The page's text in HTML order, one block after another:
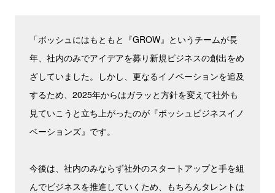
「ボッシュにはもともと『GROW』というチームが長
年、社内のみでアイデアを募り新規ビジネスの創出をめ
ざしていました。しかし、更なるイノベーションを追及
するため、2025年からはガラッと方針を変えて社外も
見ていこうと立ち上がったのが『ボッシュビジネスイノ
ベーションズ』です。
今後は、社内のみならず社外のスタートアップと手を組
んでビジネスを推進していくため、もちろんタレントは